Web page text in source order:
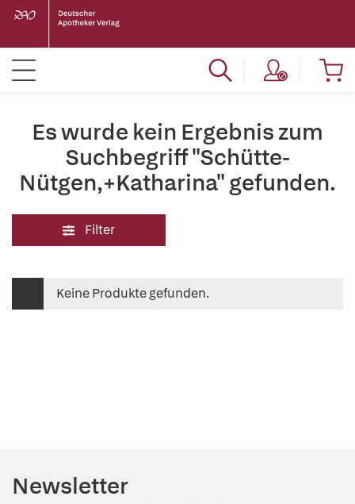
Es wurde kein Ergebnis zum
Suchbegriff "Schütte-
Nütgen,+Katharina" gefunden.
Filter
Keine Produkte gefunden.
Newsletter